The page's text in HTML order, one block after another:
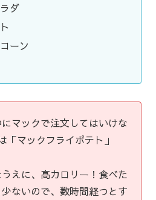
ダ
ーン
マックで注文してはいけな
「マックフライポテト」
えに、高カロリー！食べた
ないので、数時間経つとす